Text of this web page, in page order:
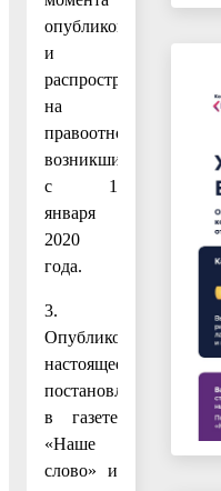
опубликования
и
распространяется
на
правоотношения,
возникшие
с 1
января
2020
года.
3.
Опубликовать
настоящее
постановление
в газете
«Наше
слово» и